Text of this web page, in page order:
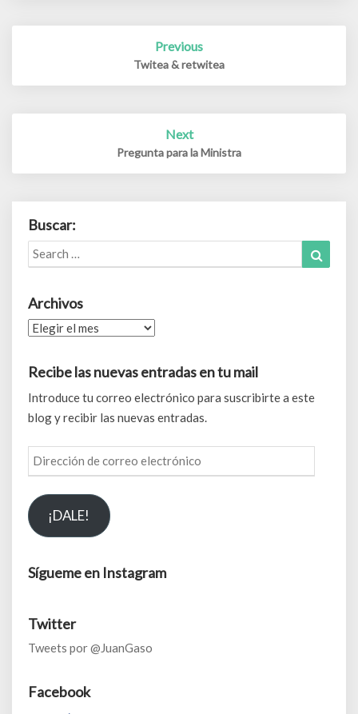
Previous
Twitea & retwitea
Next
Pregunta para la Ministra
Buscar:
Search
for:
Archivos
Archivos
Recibe las nuevas entradas en tu mail
Introduce tu correo electrónico para suscribirte a este
blog y recibir las nuevas entradas.
Dirección
de
correo
electrónico
¡DALE!
Sígueme en Instagram
Twitter
Tweets por @JuanGaso
Facebook